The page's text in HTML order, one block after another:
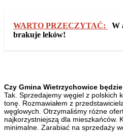
WARTO PRZECZYTAĆ:
W
brakuje leków!
Czy Gmina Wietrzychowice
Tak. Sprzedajemy węgiel z polskich
tonę. Rozmawiałem z
węglowych. Otrzymaliśmy różne
najkorzystniejszą dla mieszkańców.
minimalne. Zarabiać na sprzedaży